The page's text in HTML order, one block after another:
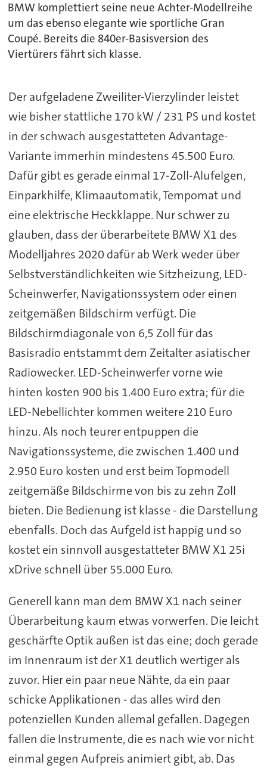
BMW komplettiert seine neue Achter-Modellreihe
um das ebenso elegante wie sportliche Gran
Coupé. Bereits die 840er-Basisversion des
Viertürers fährt sich klasse.
Der aufgeladene Zweiliter-Vierzylinder leistet
wie bisher stattliche 170 kW / 231 PS und kostet
in der schwach ausgestatteten Advantage-
Variante immerhin mindestens 45.500 Euro.
Dafür gibt es gerade einmal 17-Zoll-Alufelgen,
Einparkhilfe, Klimaautomatik, Tempomat und
eine elektrische Heckklappe. Nur schwer zu
glauben, dass der überarbeitete BMW X1 des
Modelljahres 2020 dafür ab Werk weder über
Selbstverständlichkeiten wie Sitzheizung, LED-
Scheinwerfer, Navigationssystem oder einen
zeitgemäßen Bildschirm verfügt. Die
Bildschirmdiagonale von 6,5 Zoll für das
Basisradio entstammt dem Zeitalter asiatischer
Radiowecker. LED-Scheinwerfer vorne wie
hinten kosten 900 bis 1.400 Euro extra; für die
LED-Nebellichter kommen weitere 210 Euro
hinzu. Als noch teurer entpuppen die
Navigationssysteme, die zwischen 1.400 und
2.950 Euro kosten und erst beim Topmodell
zeitgemäße Bildschirme von bis zu zehn Zoll
bieten. Die Bedienung ist klasse - die Darstellung
ebenfalls. Doch das Aufgeld ist happig und so
kostet ein sinnvoll ausgestatteter BMW X1 25i
xDrive schnell über 55.000 Euro.
Generell kann man dem BMW X1 nach seiner
Überarbeitung kaum etwas vorwerfen. Die leicht
geschärfte Optik außen ist das eine; doch gerade
im Innenraum ist der X1 deutlich wertiger als
zuvor. Hier ein paar neue Nähte, da ein paar
schicke Applikationen - das alles wird den
potenziellen Kunden allemal gefallen. Dagegen
fallen die Instrumente, die es nach wie vor nicht
einmal gegen Aufpreis animiert gibt, ab. Das